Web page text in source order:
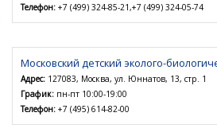
Телефон: +7 (499) 324-85-21,+7 (499) 324-05-74
Московский детский эколого-
Адрес: 127083, Москва, ул. Юннатов, 13, стр. 1
График: пн-пт 10:00-19:00
Телефон: +7 (495) 614-82-00